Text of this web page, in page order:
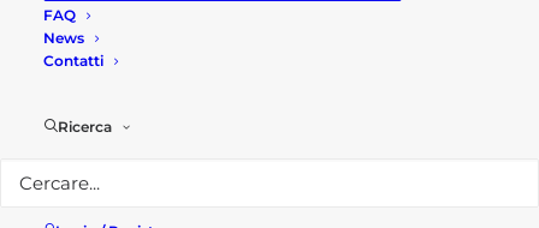
FAQ
News
Contatti
Ricerca
e tutto ciò che occorre fare è pulire a
fondo le griglie e, occasionalmente,
Solitamente, sono modelli venduti
laterali d'appoggio, a 2/3/4 o più fuochi.